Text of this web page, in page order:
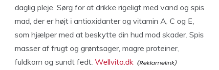
daglig pleje. Sørg for at drikke rigeligt med vand og spis
mad, der er højt i antioxidanter og vitamin A, C og E,
som hjælper med at beskytte din hud mod skader. Spis
masser af frugt og grøntsager, magre proteiner,
fuldkorn og sundt fedt. Wellvita.dk